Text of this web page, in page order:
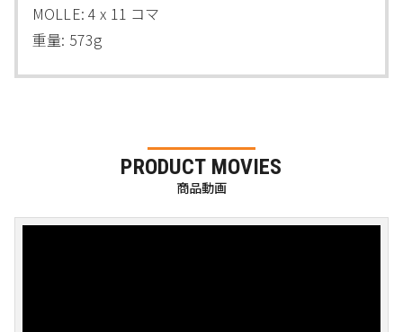
MOLLE: 4 x 11 コマ
重量: 573g
PRODUCT MOVIES
商品動画